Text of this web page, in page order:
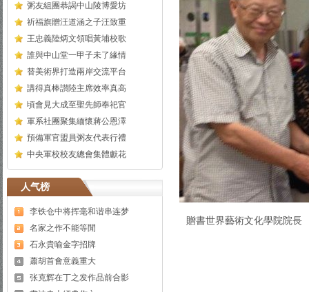
粥友組團恭謁中山陵博愛坊
祈福旗贈汪道涵之子汪致重
王忠義陸炳文領唱黃埔校歌
誰與中山堂一甲子未了緣情
替美術界打造兩岸交流平台
講得真棒讃陸主席效率真高
頃會見大成至聖先師奉祀官
軍系社團聚集緬懷蔣公恩澤
預備軍官盟員粥友代表行禮
中央軍校校友總會集體獻花
人气榜
李铁仓中将挥毫和谐串连梦
名家之作不能等閒
石永貴喻金字招牌
蕭胡首會意義重大
张克辉在丁之发作品前合影
贈書世界藝術文化學院院長